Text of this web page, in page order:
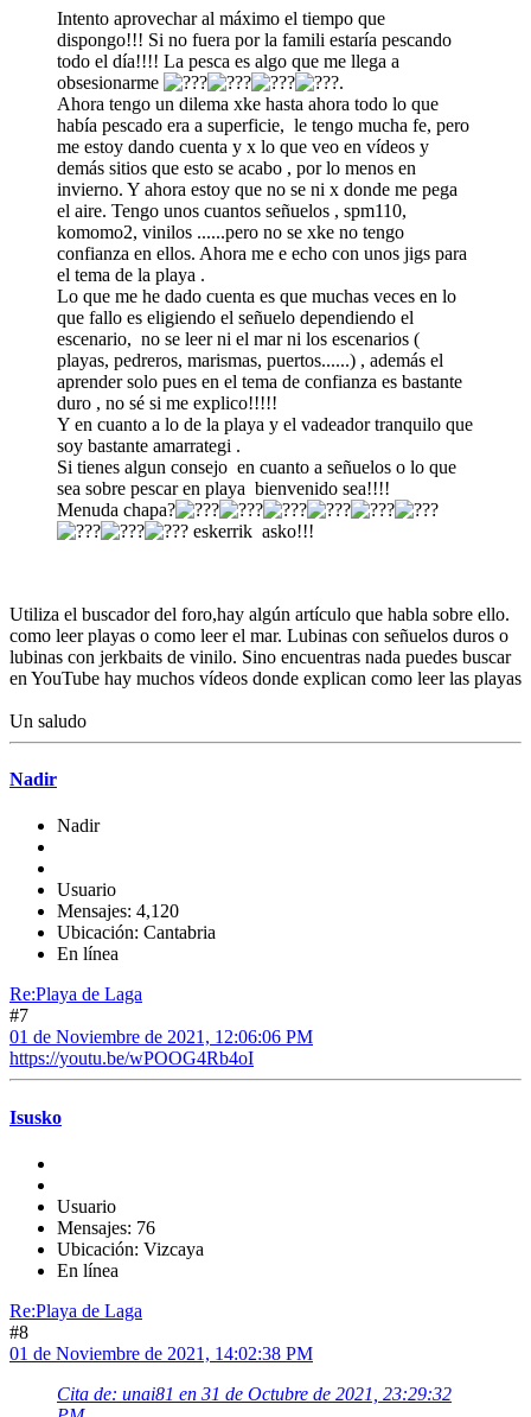
Intento aprovechar al máximo el tiempo que
dispongo!!! Si no fuera por la famili estaría pescando
todo el día!!!! La pesca es algo que me llega a
obsesionarme
.
Ahora tengo un dilema xke hasta ahora todo lo que
había pescado era a superficie, le tengo mucha fe, pero
me estoy dando cuenta y x lo que veo en vídeos y
demás sitios que esto se acabo , por lo menos en
invierno. Y ahora estoy que no se ni x donde me pega
el aire. Tengo unos cuantos señuelos , spm110,
komomo2, vinilos ......pero no se xke no tengo
confianza en ellos. Ahora me e echo con unos jigs para
el tema de la playa .
Lo que me he dado cuenta es que muchas veces en lo
que fallo es eligiendo el señuelo dependiendo el
escenario, no se leer ni el mar ni los escenarios (
playas, pedreros, marismas, puertos......) , además el
aprender solo pues en el tema de confianza es bastante
duro , no sé si me explico!!!!!
Y en cuanto a lo de la playa y el vadeador tranquilo que
soy bastante amarrategi .
Si tienes algun consejo en cuanto a señuelos o lo que
sea sobre pescar en playa bienvenido sea!!!!
Menuda chapa?
eskerrik asko!!!
Utiliza el buscador del foro,hay algún artículo que habla sobre ello.
como leer playas o como leer el mar. Lubinas con señuelos duros o
lubinas con jerkbaits de vinilo. Sino encuentras nada puedes buscar
en YouTube hay muchos vídeos donde explican como leer las playas
Un saludo
Nadir
Nadir
Usuario
Mensajes: 4,120
Ubicación: Cantabria
En línea
Re:Playa de Laga
#7
01 de Noviembre de 2021, 12:06:06 PM
https://youtu.be/wPOOG4Rb4oI
Isusko
Usuario
Mensajes: 76
Ubicación: Vizcaya
En línea
Re:Playa de Laga
#8
01 de Noviembre de 2021, 14:02:38 PM
Cita de: unai81 en 31 de Octubre de 2021, 23:29:32